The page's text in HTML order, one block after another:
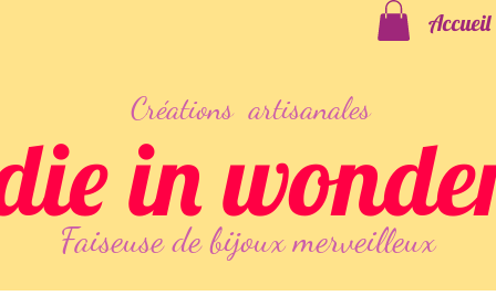
Accueil
Créations artisanales
Faiseusede bijoux merveilleux
in